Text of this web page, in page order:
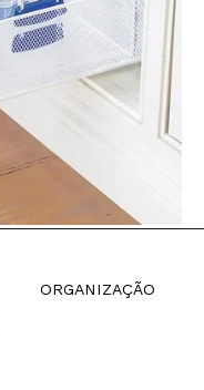
ORGANIZAÇÃO